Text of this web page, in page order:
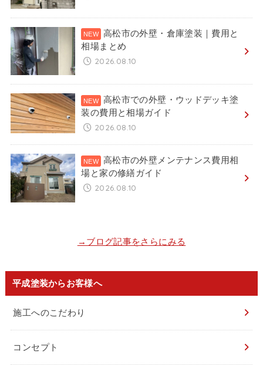
高松市の外壁・倉庫塗装｜費用と
相場まとめ
2026.08.10
高松市での外壁・ウッドデッキ塗
装の費用と相場ガイド
2026.08.10
高松市の外壁メンテナンス費用相
場と家の修繕ガイド
2026.08.10
→ブログ記事をさらにみる
平成塗装からお客様へ
施工へのこだわり
コンセプト